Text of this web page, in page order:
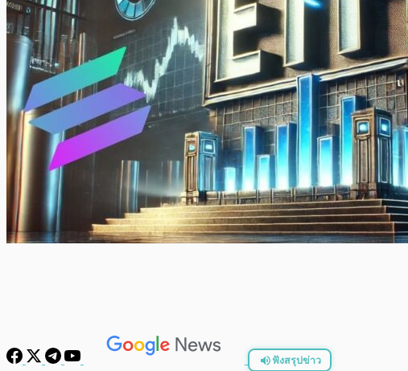
ฟังสรุปข่าว